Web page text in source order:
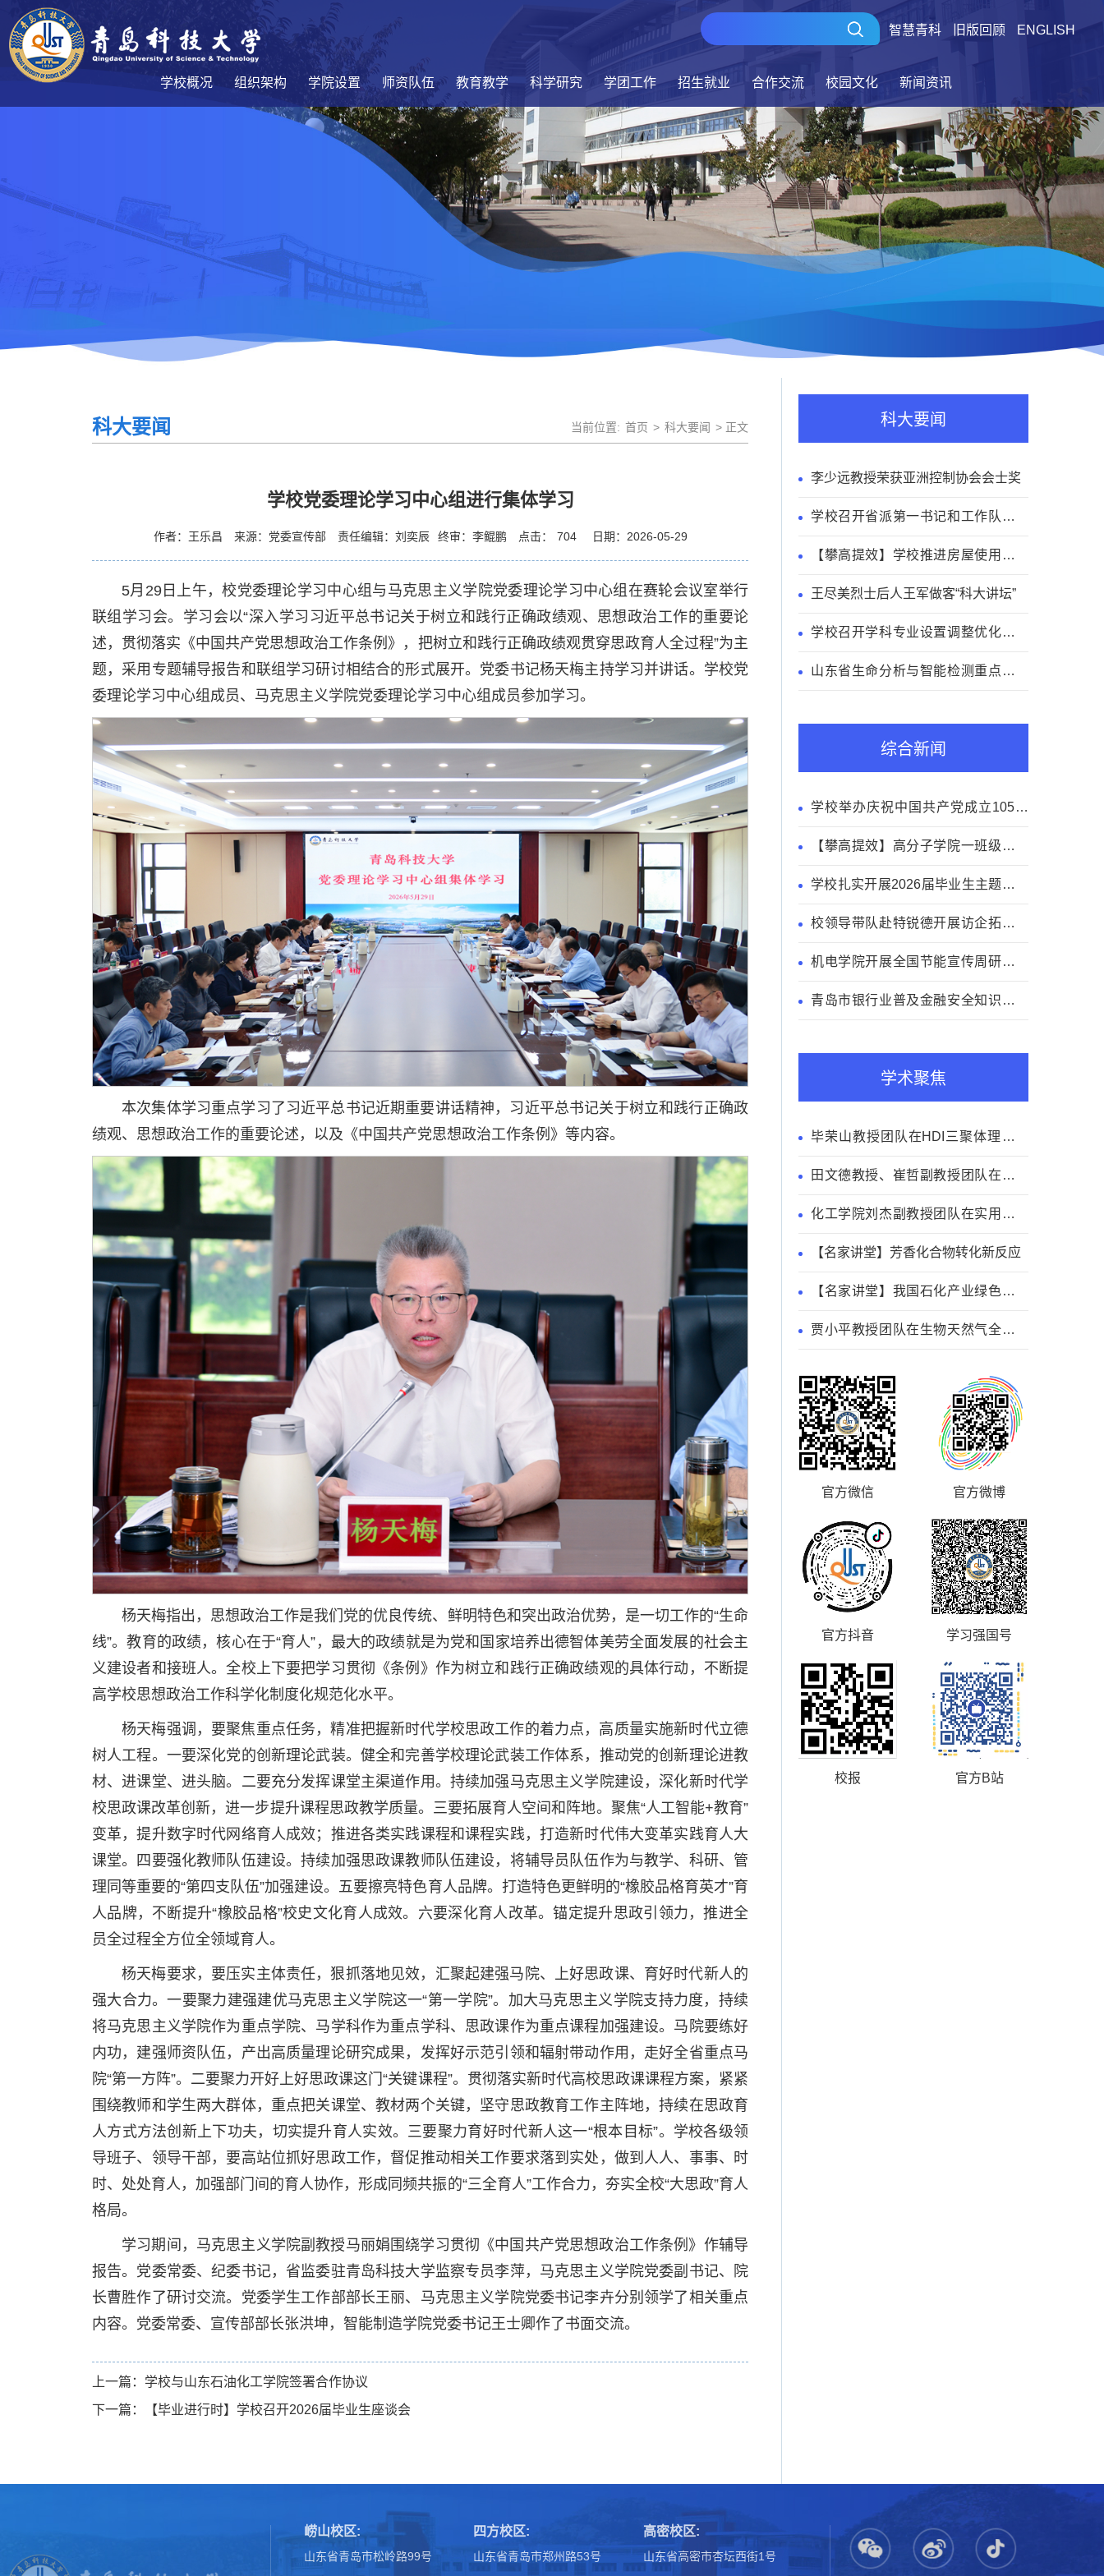
智慧青科 旧版回顾 ENGLISH
学校概况 组织架构 学院设置 师资队伍 教育教学 科学研究 学团工作 招生就业 合作交流 校园文化 新闻资讯
科大要闻 当前位置: 首页 > 科大要闻 > 正文
学校党委理论学习中心组进行集体学习
作者：王乐昌 来源：党委宣传部 责任编辑：刘奕辰 终审：李鲲鹏 点击： 704 日期：2026-05-29
5月29日上午，校党委理论学习中心组与马克思主义学院党委理论学习中心组在赛轮会议室举行
联组学习会。学习会以“深入学习习近平总书记关于树立和践行正确政绩观、思想政治工作的重要论
述，贯彻落实《中国共产党思想政治工作条例》，把树立和践行正确政绩观贯穿思政育人全过程”为主
题，采用专题辅导报告和联组学习研讨相结合的形式展开。党委书记杨天梅主持学习并讲话。学校党
委理论学习中心组成员、马克思主义学院党委理论学习中心组成员参加学习。
本次集体学习重点学习了习近平总书记近期重要讲话精神，习近平总书记关于树立和践行正确政
绩观、思想政治工作的重要论述，以及《中国共产党思想政治工作条例》等内容。
杨天梅指出，思想政治工作是我们党的优良传统、鲜明特色和突出政治优势，是一切工作的“生命
线”。教育的政绩，核心在于“育人”，最大的政绩就是为党和国家培养出德智体美劳全面发展的社会主
义建设者和接班人。全校上下要把学习贯彻《条例》作为树立和践行正确政绩观的具体行动，不断提
高学校思想政治工作科学化制度化规范化水平。
杨天梅强调，要聚焦重点任务，精准把握新时代学校思政工作的着力点，高质量实施新时代立德
树人工程。一要深化党的创新理论武装。健全和完善学校理论武装工作体系，推动党的创新理论进教
材、进课堂、进头脑。二要充分发挥课堂主渠道作用。持续加强马克思主义学院建设，深化新时代学
校思政课改革创新，进一步提升课程思政教学质量。三要拓展育人空间和阵地。聚焦“人工智能+教育”
变革，提升数字时代网络育人成效；推进各类实践课程和课程实践，打造新时代伟大变革实践育人大
课堂。四要强化教师队伍建设。持续加强思政课教师队伍建设，将辅导员队伍作为与教学、科研、管
理同等重要的“第四支队伍”加强建设。五要擦亮特色育人品牌。打造特色更鲜明的“橡胶品格育英才”育
人品牌，不断提升“橡胶品格”校史文化育人成效。六要深化育人改革。锚定提升思政引领力，推进全
员全过程全方位全领域育人。
杨天梅要求，要压实主体责任，狠抓落地见效，汇聚起建强马院、上好思政课、育好时代新人的
强大合力。一要聚力建强建优马克思主义学院这一“第一学院”。加大马克思主义学院支持力度，持续
将马克思主义学院作为重点学院、马学科作为重点学科、思政课作为重点课程加强建设。马院要练好
内功，建强师资队伍，产出高质量理论研究成果，发挥好示范引领和辐射带动作用，走好全省重点马
院“第一方阵”。二要聚力开好上好思政课这门“关键课程”。贯彻落实新时代高校思政课课程方案，紧紧
围绕教师和学生两大群体，重点把关课堂、教材两个关键，坚守思政教育工作主阵地，持续在思政育
人方式方法创新上下功夫，切实提升育人实效。三要聚力育好时代新人这一“根本目标”。学校各级领
导班子、领导干部，要高站位抓好思政工作，督促推动相关工作要求落到实处，做到人人、事事、时
时、处处育人，加强部门间的育人协作，形成同频共振的“三全育人”工作合力，夯实全校“大思政”育人
格局。
学习期间，马克思主义学院副教授马丽娟围绕学习贯彻《中国共产党思想政治工作条例》作辅导
报告。党委常委、纪委书记，省监委驻青岛科技大学监察专员李萍，马克思主义学院党委副书记、院
长曹胜作了研讨交流。党委学生工作部部长王丽、马克思主义学院党委书记李卉分别领学了相关重点
内容。党委常委、宣传部部长张洪坤，智能制造学院党委书记王士卿作了书面交流。
上一篇：学校与山东石油化工学院签署合作协议
下一篇：【毕业进行时】学校召开2026届毕业生座谈会
科大要闻
李少远教授荣获亚洲控制协会会士奖
学校召开省派第一书记和工作队员座
【攀高提效】学校推进房屋使用绩效
王尽美烈士后人王军做客“科大讲坛”
学校召开学科专业设置调整优化工作
山东省生命分析与智能检测重点实验
综合新闻
学校举办庆祝中国共产党成立105周
【攀高提效】高分子学院一班级升博
学校扎实开展2026届毕业生主题教育
校领导带队赴特锐德开展访企拓岗专
机电学院开展全国节能宣传周研学实
青岛市银行业普及金融安全知识走进
学术聚焦
毕荣山教授团队在HDI三聚体理论计
田文德教授、崔哲副教授团队在化工
化工学院刘杰副教授团队在实用化锂
【名家讲堂】芳香化合物转化新反应
【名家讲堂】我国石化产业绿色低碳
贾小平教授团队在生物天然气全链条
官方微信 官方微博
官方抖音 学习强国号
校报 官方B站
崂山校区:
山东省青岛市松岭路99号
四方校区:
山东省青岛市郑州路53号
高密校区:
山东省高密市杏坛西街1号